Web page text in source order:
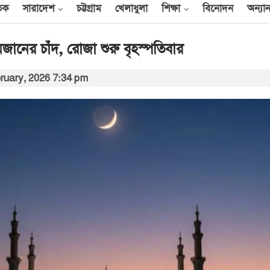
সারাদেশ চট্টগ্রাম খেলাধুলা শিক্ষা বিনোদন
চাঁদ, রোজা শুরু বৃহস্পতিবার
2026 7:34 pm
আন্তর্জাতিক
এক দিনে ৪০ হিজবুল্লাহ
যোদ্ধাকে হত্যার দাবি
আর্কাইভ থেকে
প্রধানমন্ত্রীর সঙ্গে সৌদি